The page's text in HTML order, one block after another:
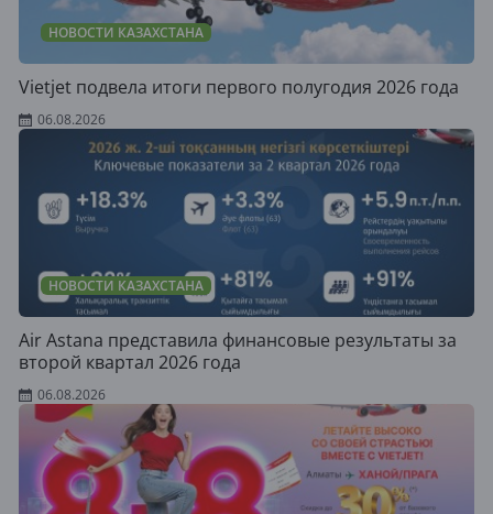
НОВОСТИ КАЗАХСТАНА
Vietjet подвела итоги первого полугодия 2026 года
06.08.2026
НОВОСТИ КАЗАХСТАНА
Air Astana представила финансовые результаты за
второй квартал 2026 года
06.08.2026